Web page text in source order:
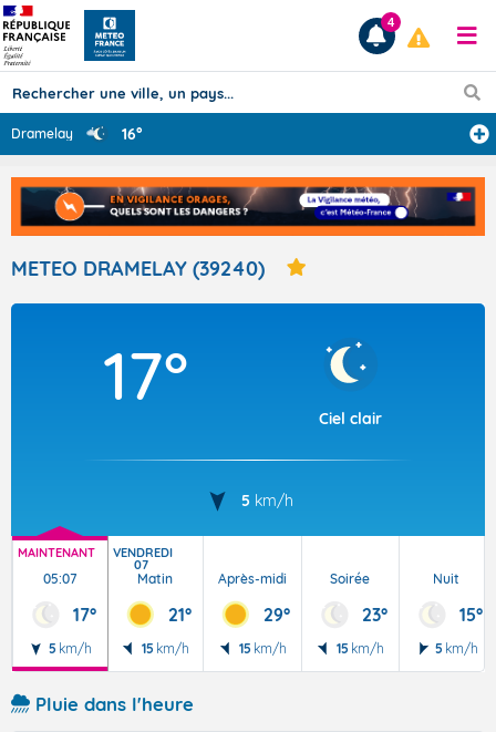
Prévisions
TOUS LES RÉSULTATS
Articles
4
Dramelay 16°
METEO DRAMELAY (39240)
17°
Ciel clair
5 km/h
MAINTENANT
05:07
17°
5 km/h
VENDREDI
07
Matin
21°
15 km/h
Après-midi
29°
15 km/h
Soirée
23°
15 km/h
Nuit
15°
5 km/h
Pluie dans l'heure